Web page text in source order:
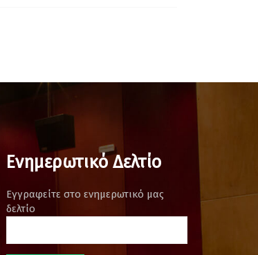
Ενημερωτικό Δελτίο
Εγγραφείτε στο ενημερωτικό μας
δελτίο